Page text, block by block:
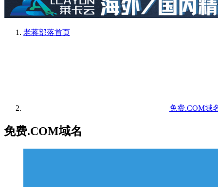
老蒋部落首页
免费.COM域
免费.COM域名